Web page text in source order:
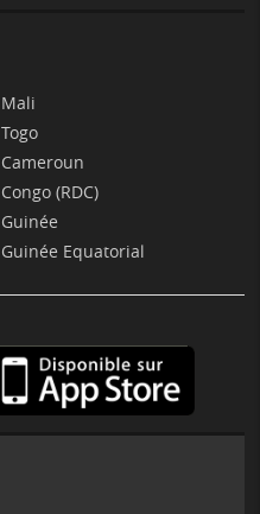
Mali
Togo
Cameroun
Congo (RDC)
Guinée
Guinée Equatorial